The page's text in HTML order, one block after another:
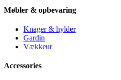
Møbler & opbevaring
Knager & hylder
Gardin
Vækkeur
Accessories